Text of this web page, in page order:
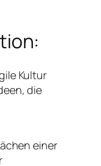
Kultur
die
einer